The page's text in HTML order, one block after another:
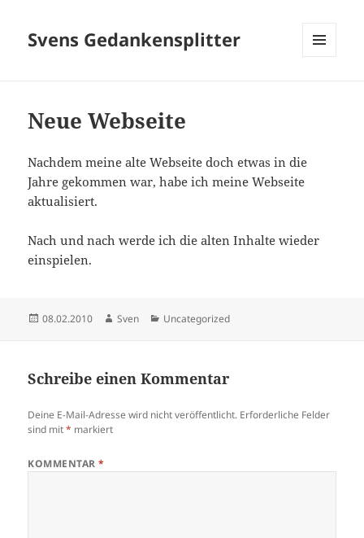
Svens Gedankensplitter
Neue Webseite
Nachdem meine alte Webseite doch etwas in die
Jahre gekommen war, habe ich meine Webseite
aktualisiert.
Nach und nach werde ich die alten Inhalte wieder
einspielen.
Veröffentlicht
08.02.2010 Autor
Sven Kategorien
Uncategorized
Schreibe einen Kommentar
Deine E-Mail-Adresse wird nicht veröffentlicht. Erforderliche Felder
sind mit* markiert
KOMMENTAR*